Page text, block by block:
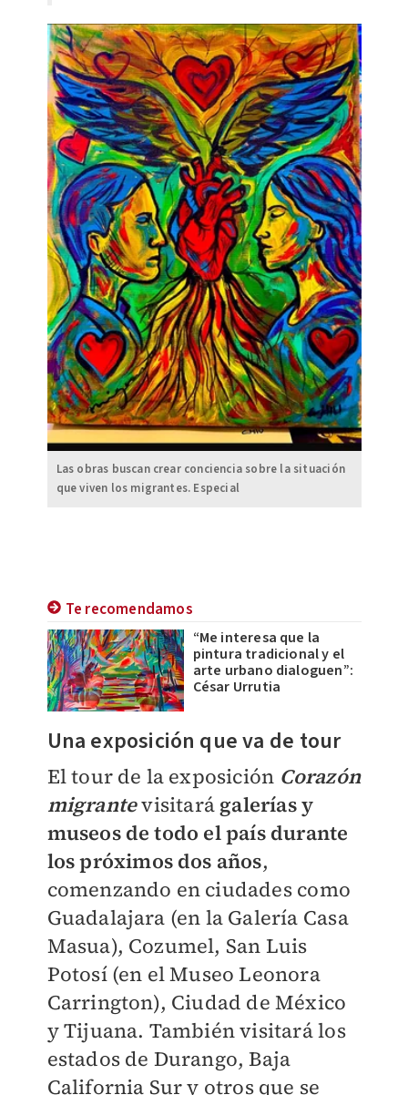
Las obras buscan crear conciencia sobre la situación
que viven los migrantes. Especial
Te recomendamos
“Me interesa que la
pintura tradicional y el
arte urbano dialoguen”:
César Urrutia
Una exposición que va de tour
El tour de la exposición Corazón
migrantevisitará galerías y
museos de todo el país durante
los próximos dos años,
comenzando en ciudades como
Guadalajara (en la Galería Casa
Masua), Cozumel, San Luis
Potosí (en el Museo Leonora
Carrington), Ciudad de México
y Tijuana. También visitará los
estados de Durango, Baja
California Sur y otros que se